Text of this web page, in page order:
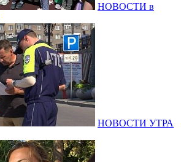
НОВОСТИ в
НОВОСТИ УТРА